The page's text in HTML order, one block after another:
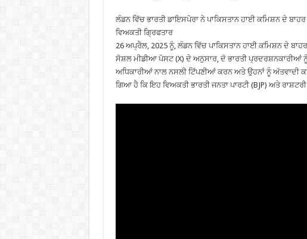
ਲੰਡਨ ਵਿੱਚ ਭਾਰਤੀ ਡਾਇਸਪੋਰਾ ਨੇ ਪਾਕਿਸਤਾਨ ਹਾਈ ਕਮਿਸ਼ਨ ਦੇ
ਵਿਅਕਤੀ ਗ੍ਰਿਫਤਾਰ
26 ਅਪ੍ਰੈਲ, 2025 ਨੂੰ, ਲੰਡਨ ਵਿੱਚ ਪਾਕਿਸਤਾਨ ਹਾਈ ਕਮਿਸ਼ਨ ਦੇ
ਸੋਸ਼ਲ ਮੀਡੀਆ ਪੋਸਟ (X) ਦੇ ਅਨੁਸਾਰ, ਦੋ ਭਾਰਤੀ ਪ੍ਰਦਰਸ਼ਨਕਾਰੀਆਂ
ਅਧਿਕਾਰੀਆਂ ਨਾਲ ਨਸਲੀ ਟਿੱਪਣੀਆਂ ਕਰਨ ਅਤੇ ਉਹਨਾਂ ਨੂੰ ਅੱਤਵਾਦੀ
ਗਿਆ ਹੈ ਕਿ ਇਹ ਵਿਅਕਤੀ ਭਾਰਤੀ ਜਨਤਾ ਪਾਰਟੀ (BJP) ਅਤੇ